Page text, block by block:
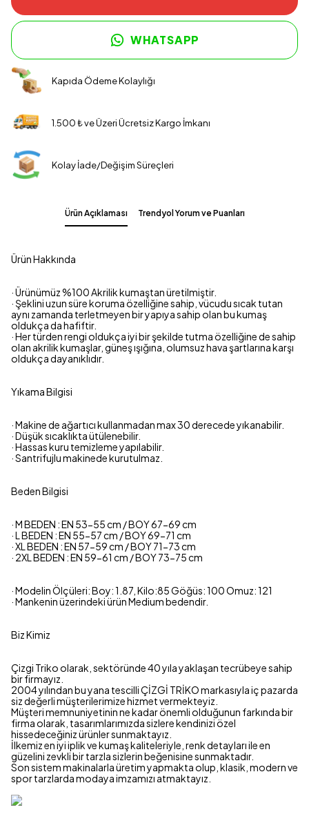
WHATSAPP
Kapıda Ödeme Kolaylığı
1.500 ₺ ve Üzeri Ücretsiz Kargo İmkanı
Kolay İade/Değişim Süreçleri
Ürün Açıklaması Trendyol Yorum ve Puanları
Ürün Hakkında
· Ürünümüz %100 Akrilik kumaştan üretilmiştir.
· Şeklini uzun süre koruma özelliğine sahip, vücudu sıcak tutan
aynı zamanda terletmeyen bir yapıya sahip olan bu kumaş
oldukça da hafiftir.
· Her türden rengi oldukça iyi bir şekilde tutma özelliğine de sahip
olan akrilik kumaşlar, güneş ışığına, olumsuz hava şartlarına karşı
oldukça dayanıklıdır.
Yıkama Bilgisi
· Makine de ağartıcı kullanmadan max 30 derecede yıkanabilir.
· Düşük sıcaklıkta ütülenebilir.
· Hassas kuru temizleme yapılabilir.
· Santrifujlu makinede kurutulmaz.
Beden Bilgisi
· M BEDEN : EN 53-55 cm / BOY 67-69 cm
· L BEDEN : EN 55-57 cm / BOY 69-71 cm
· XL BEDEN : EN 57-59 cm / BOY 71-73 cm
· 2XL BEDEN : EN 59-61 cm / BOY 73-75 cm
· Modelin Ölçüleri: Boy: 1.87, Kilo:85 Göğüs: 100 Omuz: 121
· Mankenin üzerindeki ürün Medium bedendir.
Biz Kimiz
Çizgi Triko olarak, sektöründe 40 yıla yaklaşan tecrübeye sahip
bir firmayız.
2004 yılından bu yana tescilli ÇİZGİ TRİKO markasıyla iç pazarda
siz değerli müşterilerimize hizmet vermekteyiz.
Müşteri memnuniyetinin ne kadar önemli olduğunun farkında bir
firma olarak, tasarımlarımızda sizlere kendinizi özel
hissedeceğiniz ürünler sunmaktayız.
İlkemiz en iyi iplik ve kumaş kaliteleriyle, renk detayları ile en
güzelini zevkli bir tarzla sizlerin beğenisine sunmaktadır.
Son sistem makinalarla üretim yapmakta olup, klasik, modern ve
spor tarzlarda modaya imzamızı atmaktayız.